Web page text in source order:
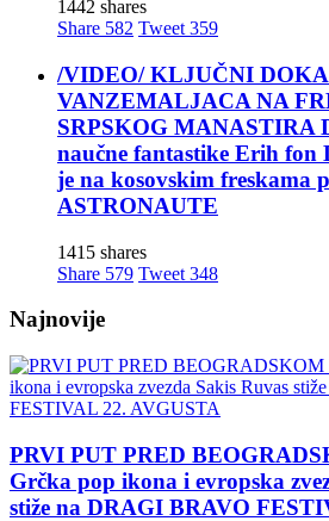
1442 shares
Share 582 Tweet 359
/VIDEO/ KLJUČNI
VANZEMALJACA NA
SRPSKOG MANASTIRA
naučne fantastike Erih fon
je na kosovskim freskama
ASTRONAUTE
1415 shares
Share 579 Tweet 348
Najnovije
PRVI PUT PRED
Grčka pop ikona i evropska
stiže na DRAGI BRAVO